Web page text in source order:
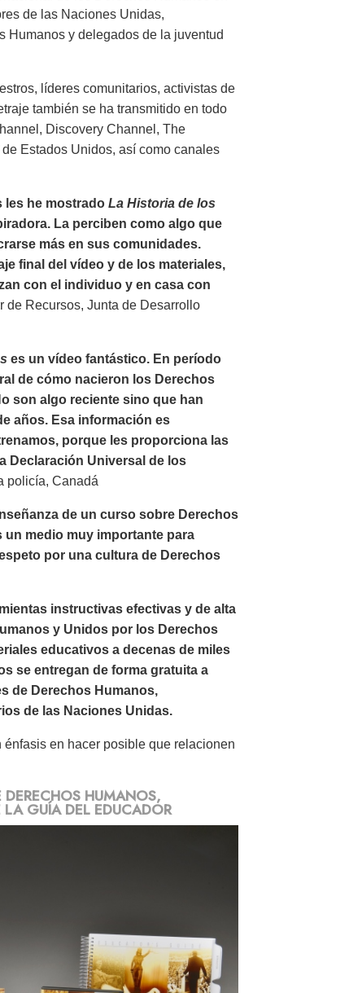
de las Naciones Unidas,
Humanos y delegados de la juventud
líderes comunitarios, activistas de
también se ha transmitido en todo
Discovery Channel, The
Estados Unidos, así como canales
les he mostrado La Historia de los
La perciben como algo que
más en sus comunidades.
final del vídeo y de los materiales,
con el individuo y en casa con
Recursos, Junta de Desarrollo
es un vídeo fantástico. En período
de cómo nacieron los Derechos
son algo reciente sino que han
años. Esa información es
porque les proporciona las
Declaración Universal de los
policía, Canadá
de un curso sobre Derechos
un medio muy importante para
por una cultura de Derechos
instructivas efectivas y de alta
y Unidos por los Derechos
educativos a decenas de miles
se entregan de forma gratuita a
de Derechos Humanos,
de las Naciones Unidas.
en hacer posible que relacionen
HUMANOS,
GUÍA DEL EDUCADOR